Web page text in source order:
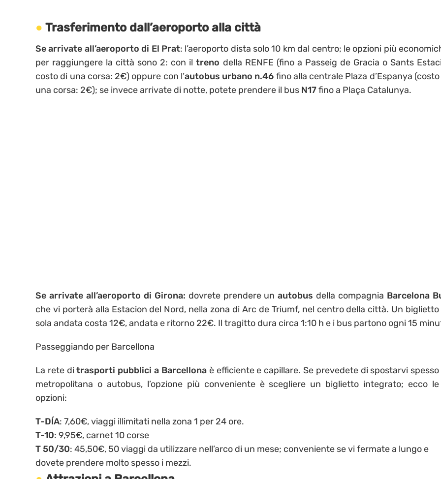
Trasferimento dall’aeroporto alla città
Se arrivate all’aeroporto di El Prat: l’aeroporto dista solo 10 km dal centro; le opzioni più
per raggiungere la città sono 2: con iltreno della RENFE (fino a Passeig de Gracia o Sants
costo di una corsa: 2€) oppure con l’autobus urbano n.46 fino alla centrale Plaza d’Espanya
una corsa: 2€); se invece arrivate di notte, potete prendere il bus N17fino a Plaça Catalunya.
Se arrivate all’aeroporto di Girona: dovrete prendere unautobus della compagnia Barcelona
che vi porterà alla Estacion del Nord, nella zona di Arc de Triumf, nel centro della città. Un
sola andata costa 12€, andata e ritorno 22€. Il tragitto dura circa 1:10 h e i bus partono ogni 15
Passeggiando per Barcellona
La rete ditrasporti pubblici a Barcellonaè efficiente e capillare. Se prevedete di spostarvi spesso
metropolitana o autobus, l’opzione più conveniente è scegliere un biglietto integrato; ecco
opzioni:
T-DÍA: 7,60€, viaggi illimitati nella zona 1 per 24 ore.
T-10: 9,95€, carnet 10 corse
T 50/30: 45,50€, 50 viaggi da utilizzare nell’arco di un mese; conveniente se vi fermate a lungo e
dovete prendere molto spesso i mezzi.